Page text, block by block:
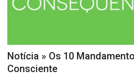
Notícia » Os 10
Consciente